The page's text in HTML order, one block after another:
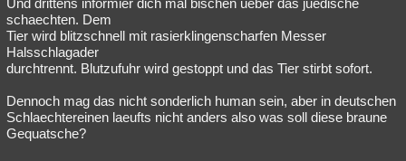
Und drittens informier dich mal bischen ueber das juedische
schaechten. Dem
Tier wird blitzschnell mit rasierklingenscharfen Messer
Halsschlagader
durchtrennt. Blutzufuhr wird gestoppt und das Tier stirbt sofort.
Dennoch mag das nicht sonderlich human sein, aber in deutschen
Schlaechtereinen laeufts nicht anders also was soll diese braune
Gequatsche?